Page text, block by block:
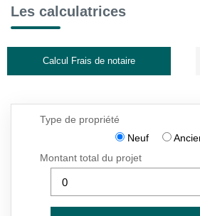
Les calculatrices
Calcul Frais de notaire